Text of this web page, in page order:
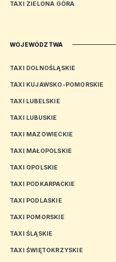
TAXI ZIELONA GÓRA
WOJEWÓDZTWA
TAXI DOLNOŚLĄSKIE
TAXI KUJAWSKO-POMORSKIE
TAXI LUBELSKIE
TAXI LUBUSKIE
TAXI MAZOWIECKIE
TAXI MAŁOPOLSKIE
TAXI OPOLSKIE
TAXI PODKARPACKIE
TAXI PODLASKIE
TAXI POMORSKIE
TAXI ŚLĄSKIE
TAXI ŚWIĘTOKRZYSKIE